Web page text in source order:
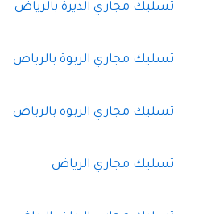
تسليك مجاري الديرة بالرياض
تسليك مجاري الربوة بالرياض
تسليك مجاري الربوه بالرياض
تسليك مجاري الرياض